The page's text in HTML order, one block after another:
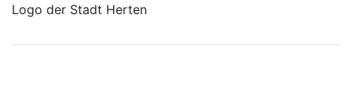
Logo der Stadt Herten